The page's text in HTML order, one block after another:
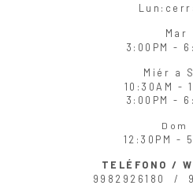
Lun
Mar
3:00PM -
Miér a
10:30AM -
3:00PM -
Dom
12:30PM -
TELÉFONO /
9982926180 /